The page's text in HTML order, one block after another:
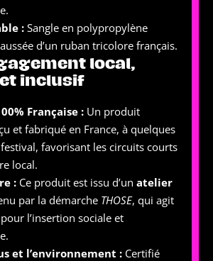
: Sangle en polypropylène
d’un ruban tricolore français.
local,
inclusif
Française : Un produit
et fabriqué en France, à quelques
favorisant les circuits courts
local.
: Ce produit est issu d’un atelier
par la démarche THOSE, qui agit
l’insertion sociale et
et l’environnement : Certifié